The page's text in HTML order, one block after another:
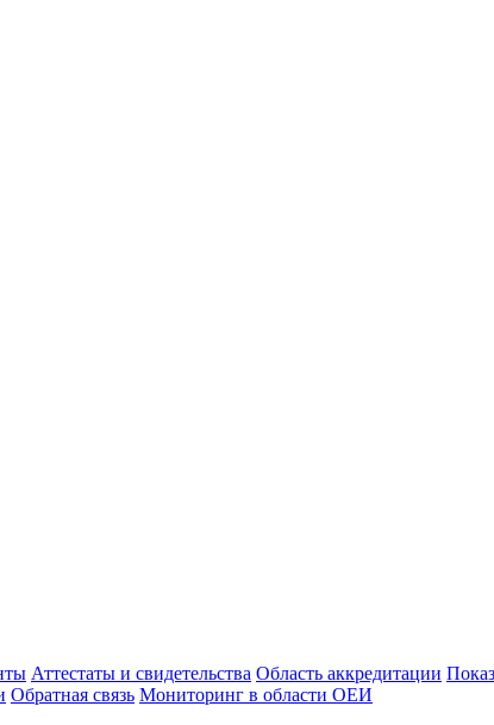
Аттестаты и свидетельства Область аккредитации
Обратная связь Мониторинг в области ОЕИ